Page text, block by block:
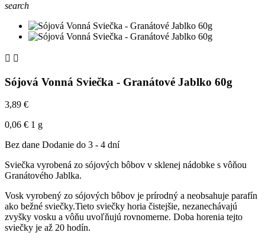
search
 
Sójová Vonná Sviečka - Granátové Jablko 60g
3,89 €
0,06 € 1 g
Bez dane Dodanie do 3 - 4 dní
Sviečka vyrobená zo sójových bôbov v sklenej nádobke s vôňou
Granátového Jablka.
Vosk vyrobený zo sójových bôbov je prírodný a neobsahuje parafín
ako bežné sviečky.Tieto sviečky horia čistejšie, nezanechávajú
zvyšky vosku a vôňu uvoľňujú rovnomerne. Doba horenia tejto
sviečky je až 20 hodín.